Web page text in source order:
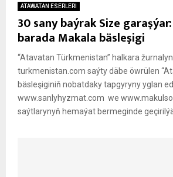
ATAWATAN ESERLERİ
30 sany baýrak Size
barada Makala bäsleşigi
“Atavatan Türkmenistan” halkara
turkmenistan.com saýty däbe öwrülen
bäsleşiginiň nobatdaky tapgyryny yglan
www.sanlyhyzmat.com we
saýtlarynyň hemaýat bermeginde